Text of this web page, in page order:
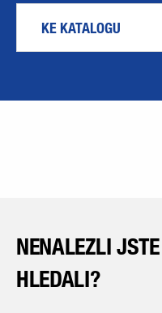
KE KATALOGU
NENALEZLI
HLEDALI?